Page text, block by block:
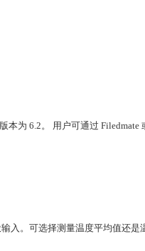
本为 6.2。 用户可通过 Filedmate
入。可选择测量温度平均值还